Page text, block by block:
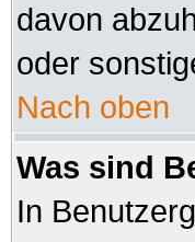
davon
oder
Nach oben
Was sind
In